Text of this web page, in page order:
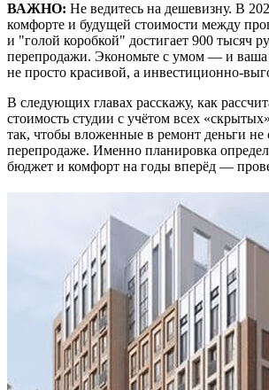
ВАЖНО: Не ведитесь на дешевизну. В
комфорте и будущей стоимости между
и "голой коробкой" достигает 900 тысяч
перепродажи. Экономьте с умом — и ваша
не просто красивой, а инвестиционно-
В следующих главах расскажу, как
стоимость студии с учётом всех
так, чтобы вложенные в ремонт деньги не
перепродаже. Именно планировка
бюджет и комфорт на годы вперёд —